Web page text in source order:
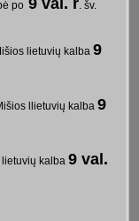
po
. šv.
lietuvių kalba 9
llietuvių kalba 9
lietuvių kalba 9 val.